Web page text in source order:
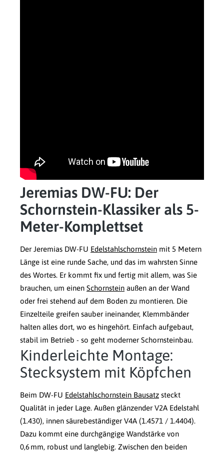
Jeremias DW-FU: Der
Schornstein-Klassiker als 5-
Meter-Komplettset
Der Jeremias DW-FU Edelstahlschornstein mit 5 Metern
Länge ist eine runde Sache, und das im wahrsten Sinne
des Wortes. Er kommt fix und fertig mit allem, was Sie
brauchen, um einen Schornstein außen an der Wand
oder frei stehend auf dem Boden zu montieren. Die
Einzelteile greifen sauber ineinander, Klemmbänder
halten alles dort, wo es hingehört. Einfach aufgebaut,
stabil im Betrieb - so geht moderner Schornsteinbau.
Kinderleichte Montage:
Stecksystem mit Köpfchen
Beim DW-FU Edelstahlschornstein Bausatz steckt
Qualität in jeder Lage. Außen glänzender V2A Edelstahl
(1.430), innen säurebeständiger V4A (1.4571 / 1.4404).
Dazu kommt eine durchgängige Wandstärke von
0,6 mm, robust und langlebig. Zwischen den beiden